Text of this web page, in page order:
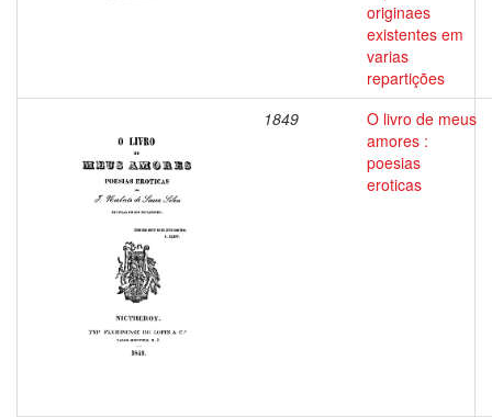
originaes
existentes em
varias
repartições
1849
O livro de meus
amores :
poesias
eroticas